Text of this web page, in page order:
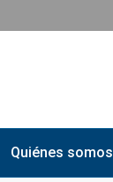
Quiénes somos